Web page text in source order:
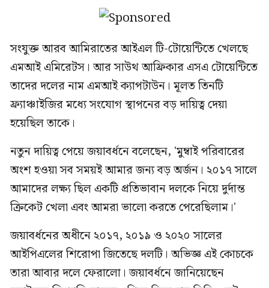
সংযুক্ত আরব আমিরাতের আইএল টি-টোয়েন্টিতে খেলছে
এমআই এমিরেটস। আর সাউথ আফ্রিকার এসএ টোয়েন্টিতে
তাদের দলের নাম এমআই ক্যাপটাউন। মূলত তিনটি
ফ্র্যাঞ্চাইজির মধ্যে সংযোগ স্থাপনের বড় দায়িত্ব দেয়া
হয়েছিল তাকে।
নতুন দায়িত্ব পেয়ে জয়াবর্ধনে বলেছেন, 'মুম্বাই পরিবারের
অংশ হওয়া সব সময়ই আমার জন্য বড় অর্জন। ২০১৭ সালে
আমাদের লক্ষ্য ছিল একটি প্রতিভাবান দলকে নিয়ে দুর্দান্ত
ক্রিকেট খেলা এবং আমরা ভালো করতে পেরেছিলাম।'
জয়াবর্ধনের অধীনে ২০১৭, ২০১৯ ও ২০২০ সালের
আইপিএলের শিরোপা জিতেছে দলটি। অভিজ্ঞ এই কোচকে
তারা আবার দলে ফেরালো। জয়াবর্ধনে জানিয়েছেন